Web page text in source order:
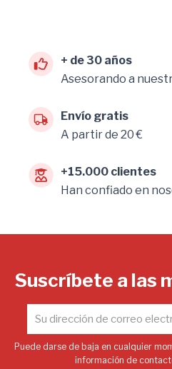
+ de 30 años
Asesorando a
Envío gratis
A partir de 20 €
+15.000 clientes
Han confiado en
Suscríbete a las
Puede darse de baja en cualquier
información de